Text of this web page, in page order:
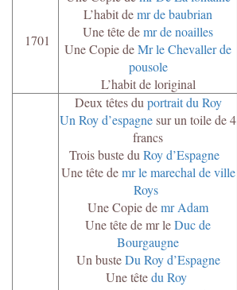
1701
L’habit demr de baubrian
Une tête demr de noailles
Une Copie deMr le Chevaller de
pousole
L’habit de loriginal
Deux têtes du portrait du Roy
Un Roy d’espagnesur un toile de 4
francs
Trois buste du Roy d’Espagne
Une tête demr le marechal de ville
Roys
Une Copie demr Adam
Une tête de mr leDuc de
Bourgaugne
Un busteDu Roy d’Espagne
Une têtedu Roy